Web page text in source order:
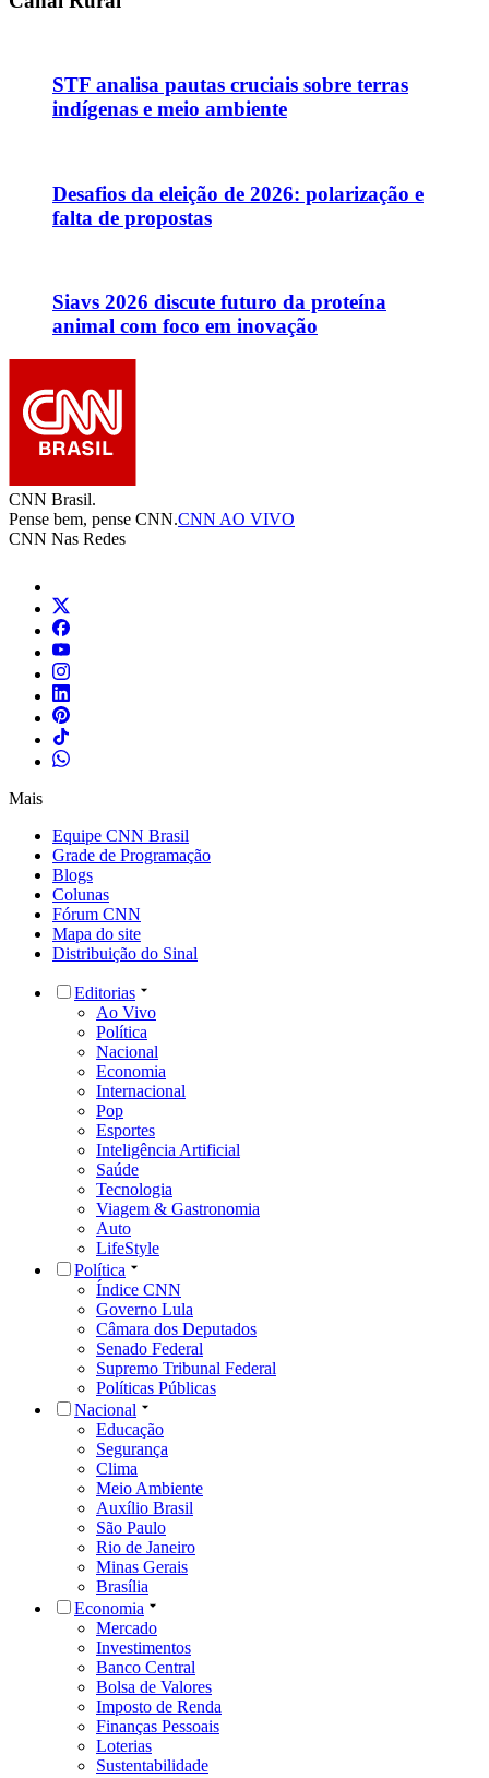
STF analisa pautas cruciais sobre terras
indígenas e meio ambiente
Desafios da eleição de 2026: polarização e
falta de propostas
Siavs 2026 discute futuro da proteína
animal com foco em inovação
CNN Brasil.
Pense bem, pense CNN.CNN AO VIVO
CNN Nas Redes
Mais
Equipe CNN Brasil
Grade de Programação
Blogs
Colunas
Fórum CNN
Mapa do site
Distribuição do Sinal
Editorias
Ao Vivo
Política
Nacional
Economia
Internacional
Pop
Esportes
Inteligência Artificial
Saúde
Tecnologia
Viagem & Gastronomia
Auto
LifeStyle
Política
Índice CNN
Governo Lula
Câmara dos Deputados
Senado Federal
Supremo Tribunal Federal
Políticas Públicas
Nacional
Educação
Segurança
Clima
Meio Ambiente
Auxílio Brasil
São Paulo
Rio de Janeiro
Minas Gerais
Brasília
Economia
Mercado
Investimentos
Banco Central
Bolsa de Valores
Imposto de Renda
Finanças Pessoais
Loterias
Sustentabilidade